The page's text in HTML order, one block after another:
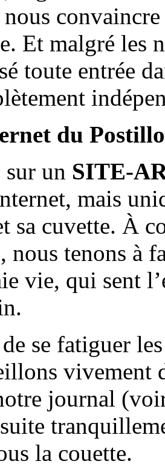
Et malgré les
toute entrée
du
un SITE-
mais
sa cuvette. À
nous tenons à
vie, qui sent
se fatiguer
vivement
journal
la couette.